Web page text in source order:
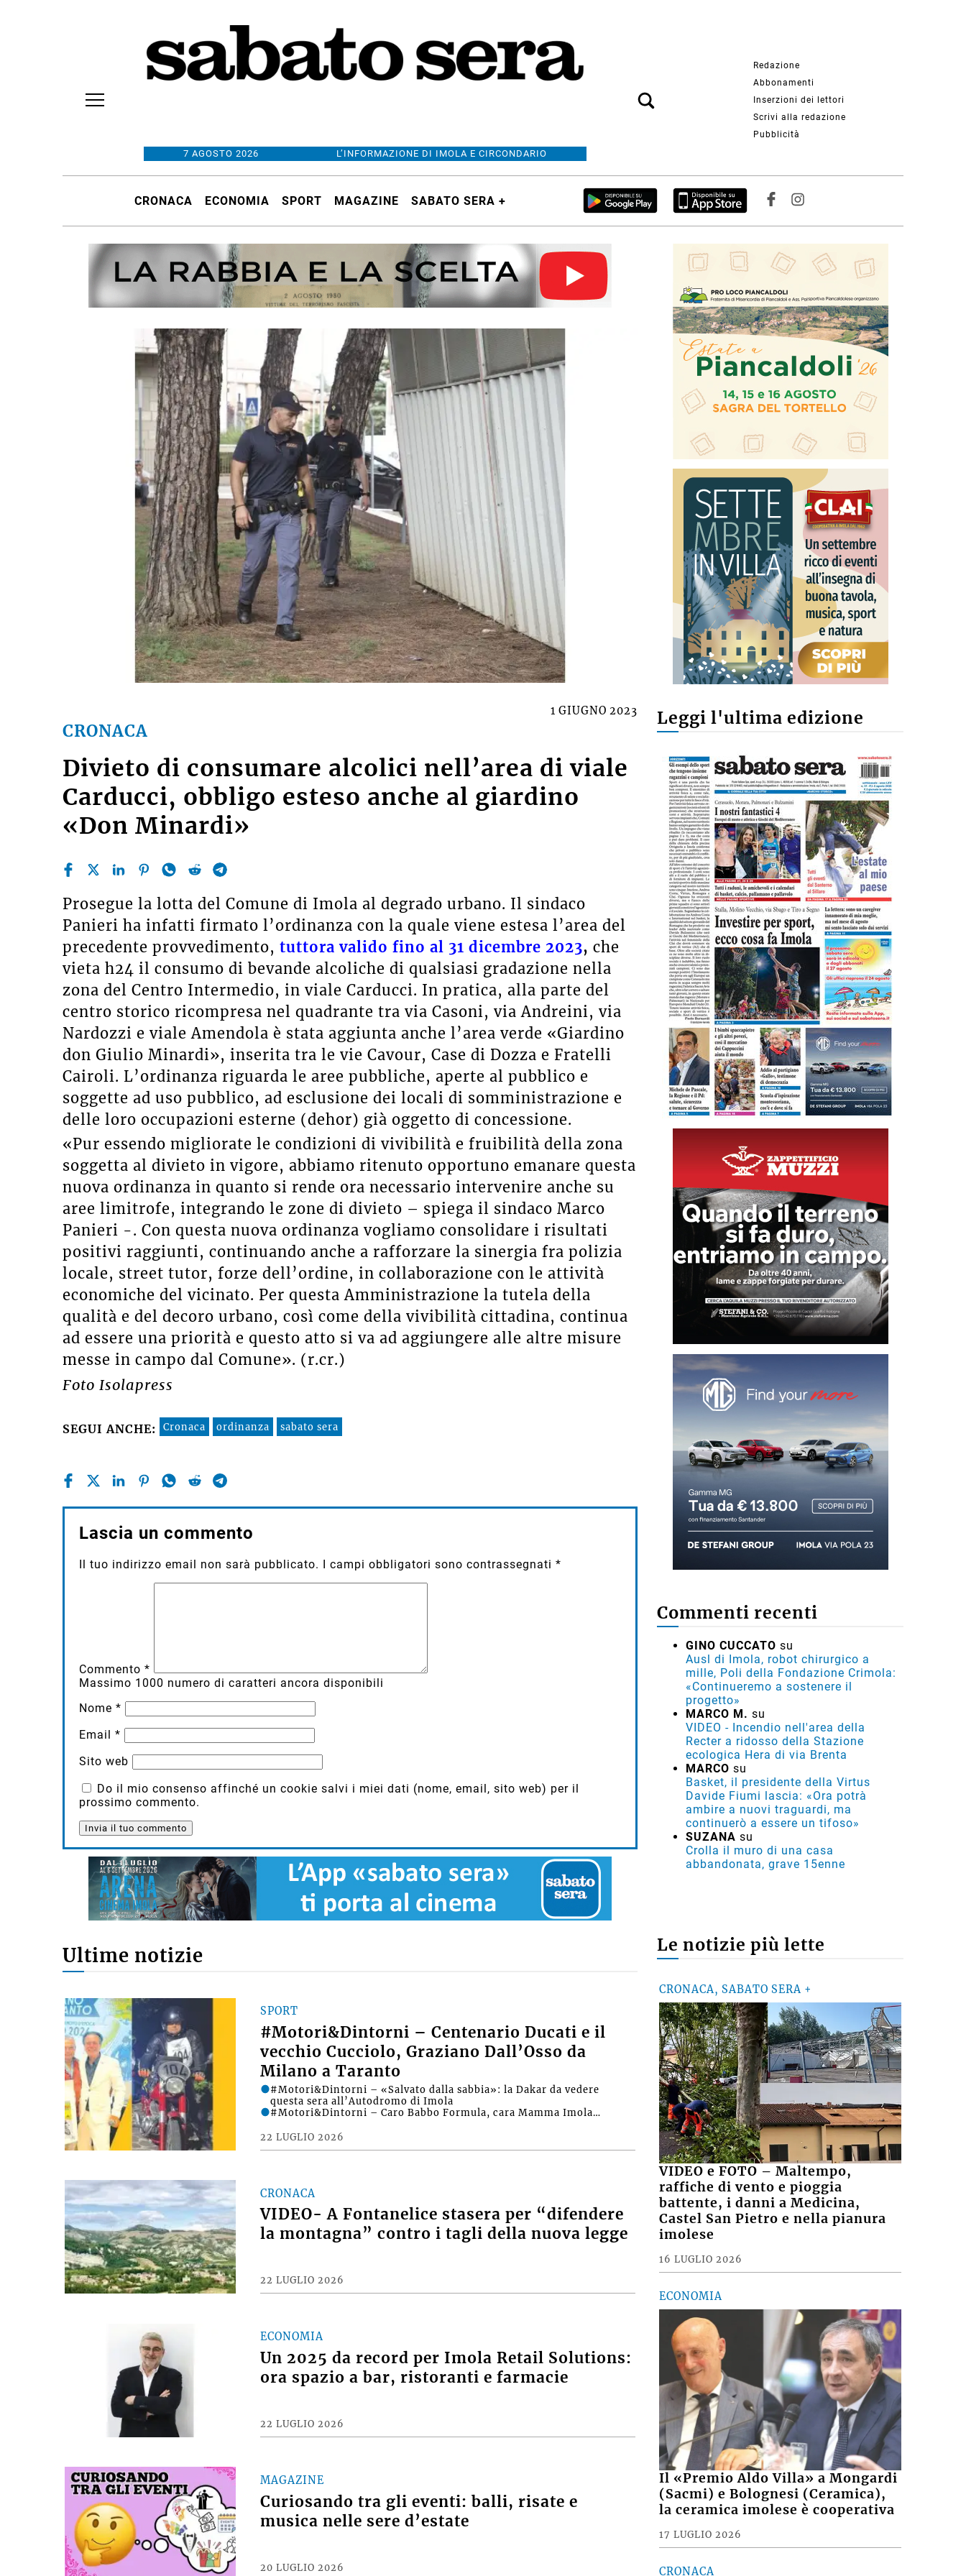
7 AGOSTO 2026 L’INFORMAZIONE DI IMOLA E CIRCONDARIO
Redazione
Abbonamenti
Inserzioni dei lettori
Scrivi alla redazione
Pubblicità
CRONACA ECONOMIA SPORT MAGAZINE SABATO SERA +
CRONACA
1 GIUGNO 2023
Divieto di consumare alcolici nell’area di viale
Carducci, obbligo esteso anche al giardino
«Don Minardi»
Prosegue la lotta del Comune di Imola al degrado urbano. Il sindaco
Panieri ha infatti firmato l’ordinanza con la quale viene estesa l’area del
precedente provvedimento, tuttora valido fino al 31 dicembre 2023, che
vieta h24 il consumo di bevande alcoliche di qualsiasi gradazione nella
zona del Centro Intermedio, in viale Carducci. In pratica, alla parte del
centro storico ricompresa nel quadrante tra via Casoni, via Andreini, via
Nardozzi e viale Amendola è stata aggiunta anche l’area verde «Giardino
don Giulio Minardi», inserita tra le vie Cavour, Case di Dozza e Fratelli
Cairoli. L’ordinanza riguarda le aree pubbliche, aperte al pubblico e
soggette ad uso pubblico, ad esclusione dei locali di somministrazione e
delle loro occupazioni esterne (dehor) già oggetto di concessione.
«Pur essendo migliorate le condizioni di vivibilità e fruibilità della zona
soggetta al divieto in vigore, abbiamo ritenuto opportuno emanare questa
nuova ordinanza in quanto si rende ora necessario intervenire anche su
aree limitrofe, integrando le zone di divieto – spiega il sindaco Marco
Panieri -. Con questa nuova ordinanza vogliamo consolidare i risultati
positivi raggiunti, continuando anche a rafforzare la sinergia fra polizia
locale, street tutor, forze dell’ordine, in collaborazione con le attività
economiche del vicinato. Per questa Amministrazione la tutela della
qualità e del decoro urbano, così come della vivibilità cittadina, continua
ad essere una priorità e questo atto si va ad aggiungere alle altre misure
messe in campo dal Comune». (r.cr.)
Foto Isolapress
SEGUI ANCHE: Cronaca ordinanza sabato sera
Lascia un commento
Il tuo indirizzo email non sarà pubblicato. I campi obbligatori sono contrassegnati *
Commento *
Massimo 1000 numero di caratteri ancora disponibili
Nome *
Email *
Sito web
Do il mio consenso affinché un cookie salvi i miei dati (nome, email, sito web) per il
prossimo commento.
Ultime notizie
SPORT
#Motori&Dintorni – Centenario Ducati e il
vecchio Cucciolo, Graziano Dall’Osso da
Milano a Taranto
22 LUGLIO 2026
#Motori&Dintorni – «Salvato dalla sabbia»: la Dakar da vedere
questa sera all’Autodromo di Imola
#Motori&Dintorni – Caro Babbo Formula, cara Mamma Imola…
CRONACA
VIDEO- A Fontanelice stasera per “difendere
la montagna” contro i tagli della nuova legge
22 LUGLIO 2026
ECONOMIA
Un 2025 da record per Imola Retail Solutions:
ora spazio a bar, ristoranti e farmacie
22 LUGLIO 2026
MAGAZINE
Curiosando tra gli eventi: balli, risate e
musica nelle sere d’estate
20 LUGLIO 2026
Leggi l'ultima edizione
Commenti recenti
GINO CUCCATO su
Ausl di Imola, robot chirurgico a
mille, Poli della Fondazione Crimola:
«Continueremo a sostenere il
progetto»
MARCO M. su
VIDEO - Incendio nell'area della
Recter a ridosso della Stazione
ecologica Hera di via Brenta
MARCO su
Basket, il presidente della Virtus
Davide Fiumi lascia: «Ora potrà
ambire a nuovi traguardi, ma
continuerò a essere un tifoso»
SUZANA su
Crolla il muro di una casa
abbandonata, grave 15enne
Le notizie più lette
CRONACA, SABATO SERA +
VIDEO e FOTO – Maltempo,
raffiche di vento e pioggia
battente, i danni a Medicina,
Castel San Pietro e nella pianura
imolese
16 LUGLIO 2026
ECONOMIA
Il «Premio Aldo Villa» a Mongardi
(Sacmi) e Bolognesi (Ceramica),
la ceramica imolese è cooperativa
17 LUGLIO 2026
CRONACA